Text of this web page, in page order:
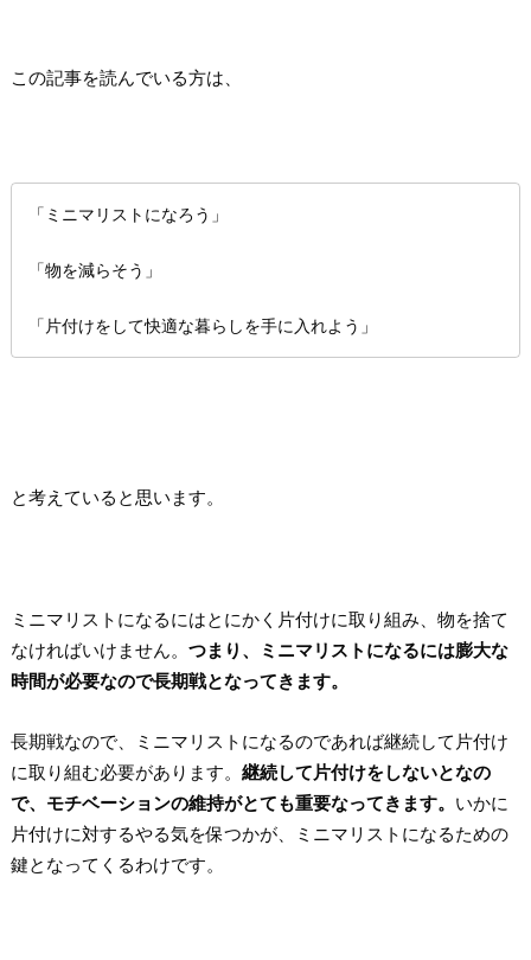
この記事を読んでいる方は、
「ミニマリストになろう」
「物を減らそう」
「片付けをして快適な暮らしを手に入れよう」
と考えていると思います。
ミニマリストになるにはとにかく片付けに取り組み、物を捨て
なければいけません。 つまり、ミニマリストになるには膨大な
時間が必要なので長期戦となってきます。
長期戦なので、ミニマリストになるのであれば継続して片付け
に取り組む必要があります。 継続して片付けをしないとなの
で、モチベーションの維持がとても重要なってきます。 いかに
片付けに対するやる気を保つかが、ミニマリストになるための
鍵となってくるわけです。